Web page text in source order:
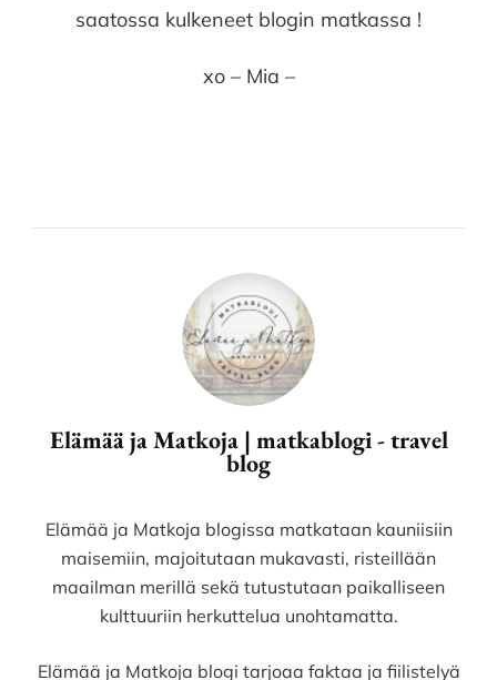
saatossa kulkeneet blogin matkassa !
xo – Mia –
Elämää ja Matkoja | matkablogi - travel
blog
Elämää ja Matkoja blogissa matkataan kauniisiin
maisemiin, majoitutaan mukavasti, risteillään
maailman merillä sekä tutustutaan paikalliseen
kulttuuriin herkuttelua unohtamatta.
Elämää ja Matkoja blogi tarjoaa faktaa ja fiilistelyä